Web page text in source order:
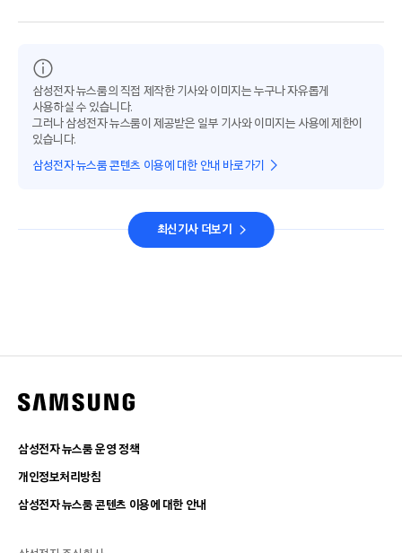
삼성전자 뉴스룸의 직접 제작한 기사와 이미지는 누구나 자유롭게
사용하실 수 있습니다.
그러나 삼성전자 뉴스룸이 제공받은 일부 기사와 이미지는 사용에 제한이
있습니다.
삼성전자 뉴스룸 콘텐츠 이용에 대한 안내 바로가기
최신기사 더보기
삼성전자 뉴스룸 운영 정책
개인정보처리방침
삼성전자 뉴스룸 콘텐츠 이용에 대한 안내